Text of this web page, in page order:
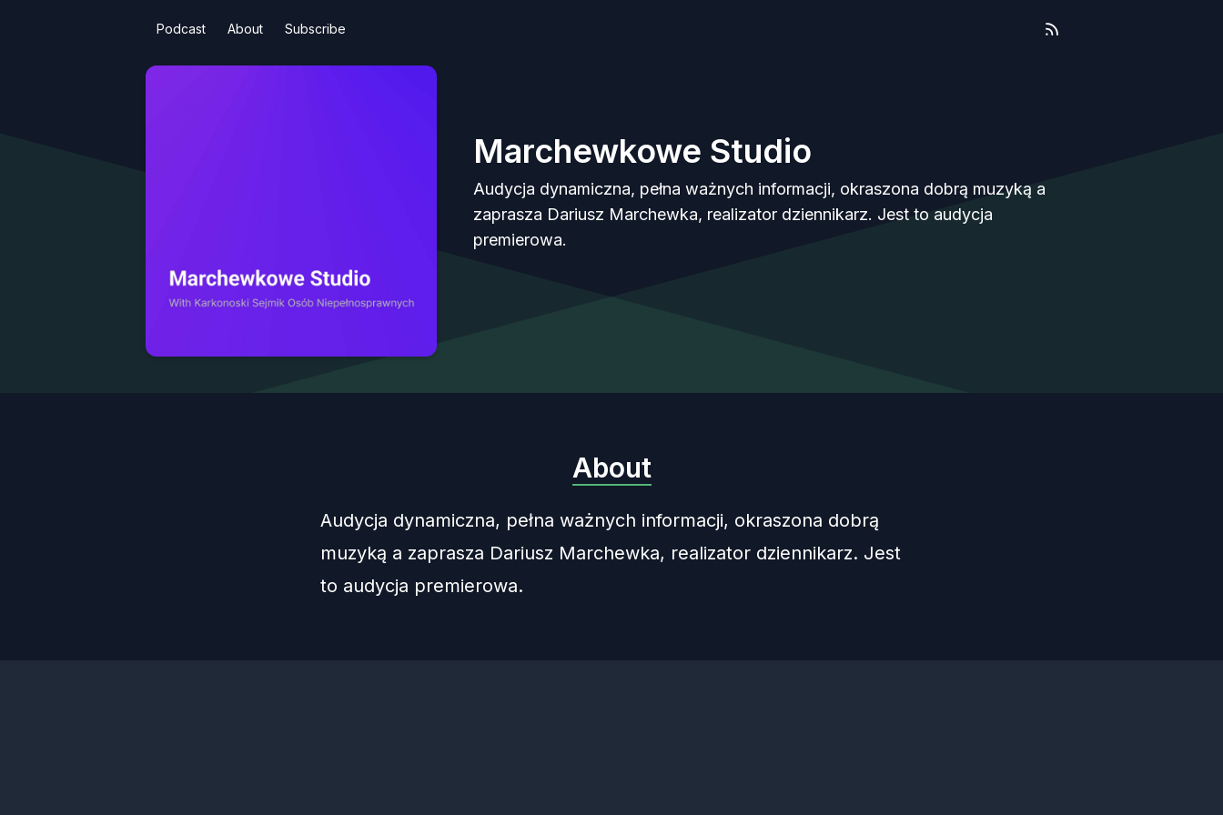
Podcast About Subscribe
Marchewkowe Studio
Audycja dynamiczna, pełna ważnych informacji, okraszona dobrą muzyką a
zaprasza Dariusz Marchewka, realizator dziennikarz. Jest to audycja
premierowa.
About
Audycja dynamiczna, pełna ważnych informacji, okraszona dobrą
muzyką a zaprasza Dariusz Marchewka, realizator dziennikarz. Jest
to audycja premierowa.